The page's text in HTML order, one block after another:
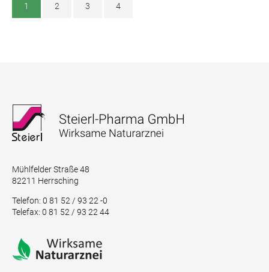
1
2 3 4
Mühlfelder Straße 48
82211 Herrsching
Telefon: 0 81 52 / 93 22 -0
Telefax: 0 81 52 / 93 22 44